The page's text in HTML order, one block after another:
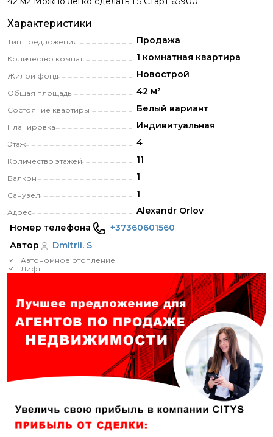
Характеристики
Тип предложения Продажа
Количество комнат 1 комнатная квартира
Жилой фонд Новострой
Общая площадь 42 м²
Состояние квартиры Белый вариант
Планировка Индивитуальная
Этаж 4
Количество этажей 11
Балкон 1
Санузел 1
Адрес
Alexandr Orlov
Номер телефона
+37360601560
Автор
Dmitrii. S
Автономное отопление
Лифт